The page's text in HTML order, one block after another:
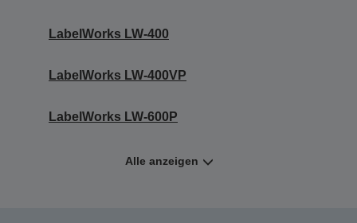
LabelWorks LW-400
LabelWorks LW-400VP
LabelWorks LW-600P
Alle anzeigen